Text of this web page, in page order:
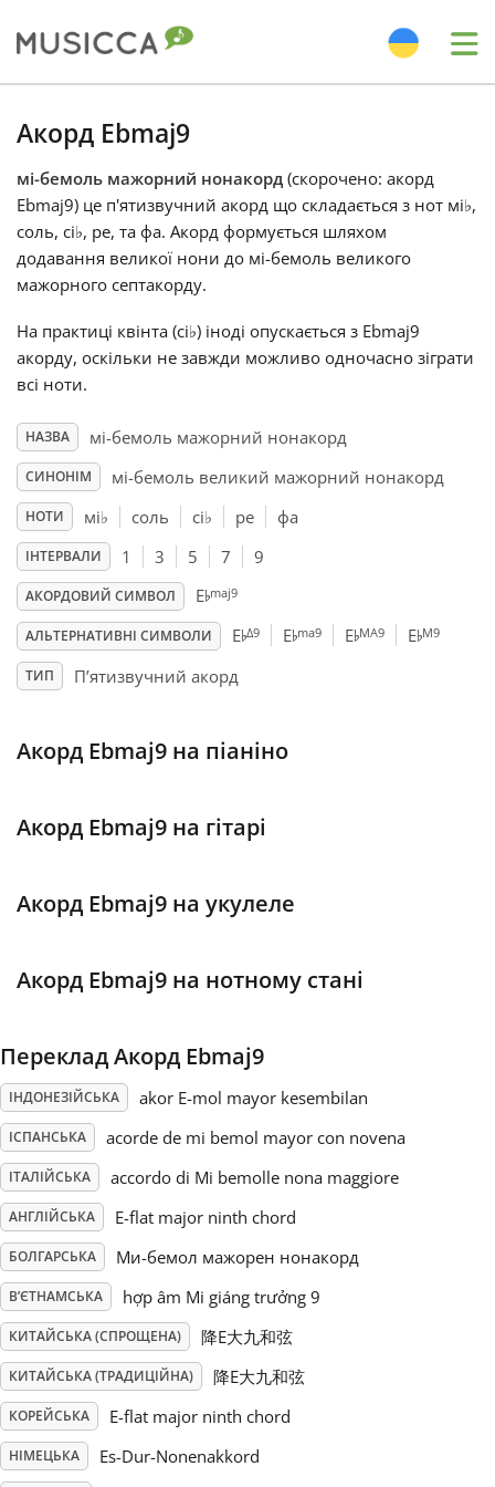
Български
Dansk
Deutsch
Español
Français
한국어
हिन्दी
Italiano
日本語
Polski
Svenska
Tiếng Việt
Türkçe
简体中文
繁體中文
Акорд Ebmaj9
мі-бемоль мажорний нонакорд (скорочено: акорд
Ebmaj9) це п'ятизвучний акорд що складається з нот мі♭,
соль, сі♭, ре, та фа. Акорд формується шляхом
додавання великої нони до мі-бемоль великого
мажорного септакорду.
На практиці квінта (сі♭) іноді опускається з Ebmaj9
акорду, оскільки не завжди можливо одночасно зіграти
всі ноти.
НАЗВА мі-бемоль мажорний нонакорд
СИНОНІМ мі-бемоль великий мажорний нонакорд
НОТИ мі♭ соль сі♭ ре фа
ІНТЕРВАЛИ 1 3 5 7 9
АКОРДОВИЙ СИМВОЛ E♭maj9
АЛЬТЕРНАТИВНІ СИМВОЛИ E♭Δ9 E♭ma9 E♭MA9 E♭M9
ТИП П’ятизвучний акорд
Акорд Ebmaj9 на піаніно
Акорд Ebmaj9 на гітарі
Акорд Ebmaj9 на укулеле
Акорд Ebmaj9 на нотному стані
Переклад Акорд Ebmaj9
ІНДОНЕЗІЙСЬКА akor E-mol mayor kesembilan
ІСПАНСЬКА acorde de mi bemol mayor con novena
ІТАЛІЙСЬКА accordo di Mi bemolle nona maggiore
АНГЛІЙСЬКА E-flat major ninth chord
БОЛГАРСЬКА Ми-бемол мажорен нонакорд
В’ЄТНАМСЬКА hợp âm Mi giáng trưởng 9
КИТАЙСЬКА (СПРОЩЕНА) 降E大九和弦
КИТАЙСЬКА (ТРАДИЦІЙНА) 降E大九和弦
КОРЕЙСЬКА E-flat major ninth chord
НІМЕЦЬКА Es-Dur-Nonenakkord